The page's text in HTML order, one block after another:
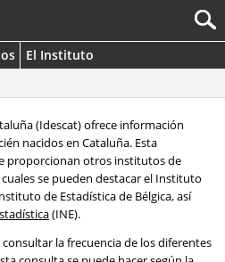
El Instituto
(Idescat) ofrece información
nacidos en Cataluña. Esta
proporcionan otros institutos de
se pueden destacar el Instituto
de Estadística de Bélgica, así
(INE).
la frecuencia de los diferentes